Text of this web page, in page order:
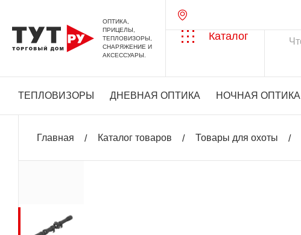
ОПТИКА,
ПРИЦЕЛЫ,
ТЕПЛОВИЗОРЫ,
СНАРЯЖЕНИЕ И
АКСЕССУАРЫ.
Каталог
ТЕПЛОВИЗОРЫ ДНЕВНАЯ ОПТИКА НОЧНАЯ ОПТИКА
Главная Каталог товаров Товары для охоты